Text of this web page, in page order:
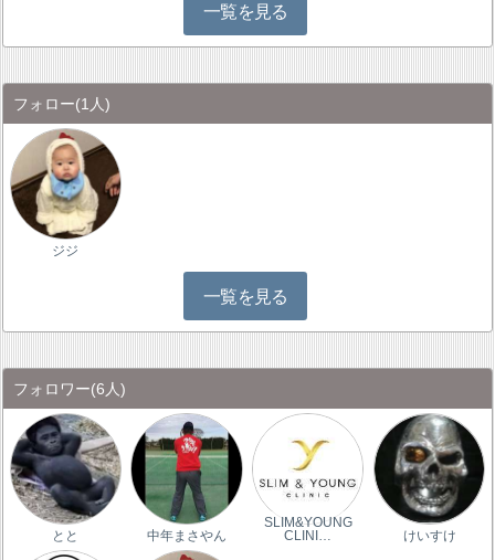
一覧を見る
フォロー(1人)
ジジ
一覧を見る
フォロワー(6人)
とと 中年まさやん
SLIM&YOUNG
CLINI…
けいすけ